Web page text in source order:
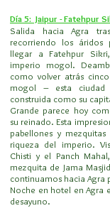
Día 5: Jaipur - Fatehpur
Salida hacia Agra
recorriendo los áridos
llegar a Fatehpur
imperio mogol.
como volver atrás
mogol – esta ciudad
construida como su
Grande parece hoy
su reinado. Esta
pabellones y
riqueza del imperio.
Chisti y el Panch
mezquita de Jama
continuamos hacia Agra
Noche en hotel en Agra
desayuno.